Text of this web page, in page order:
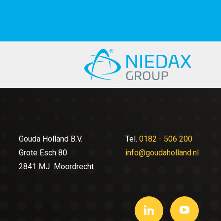
Gouda Holland B.V.
Grote Esch 80
2841 MJ Moordrecht
Tel. 0182 - 506 200
info@goudaholland.nl